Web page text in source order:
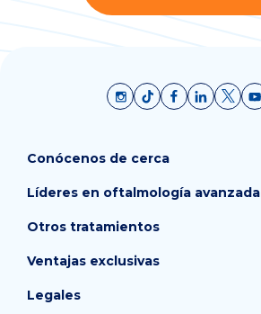
Conócenos de cerca
Líderes en oftalmología avanzada
Otros tratamientos
Ventajas exclusivas
Legales